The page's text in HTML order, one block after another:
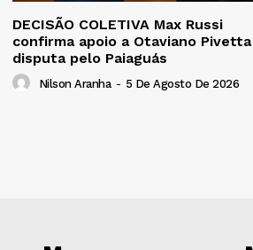
DECISÃO COLETIVA Max Russi
confirma apoio a Otaviano
disputa pelo Paiaguás
Nilson Aranha - 5 De Agosto De 2026